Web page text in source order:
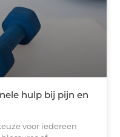
hulp bij pijn en
voor iedereen